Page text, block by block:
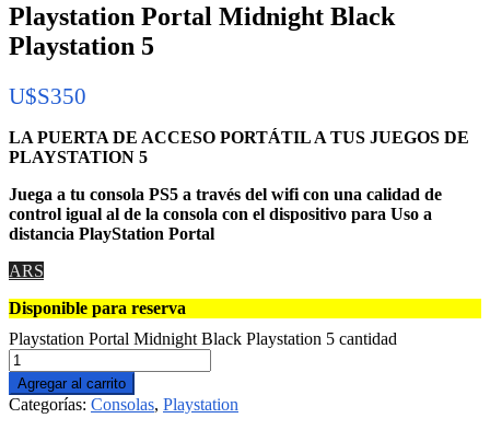
Playstation Portal Midnight Black
Playstation 5
U$S350
LA PUERTA DE ACCESO PORTÁTIL A TUS JUEGOS DE
PLAYSTATION 5
Juega a tu consola PS5 a través del wifi con una calidad de
control igual al de la consola con el dispositivo para Uso a
distancia PlayStation Portal
ARS
Disponible para reserva
Playstation Portal Midnight Black Playstation 5 cantidad
Agregar al carrito
Categorías: Consolas, Playstation